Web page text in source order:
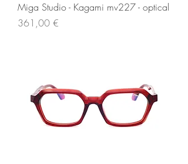
Miga Studio - Kagami mv227 - optical
Prezzo
361,00 €